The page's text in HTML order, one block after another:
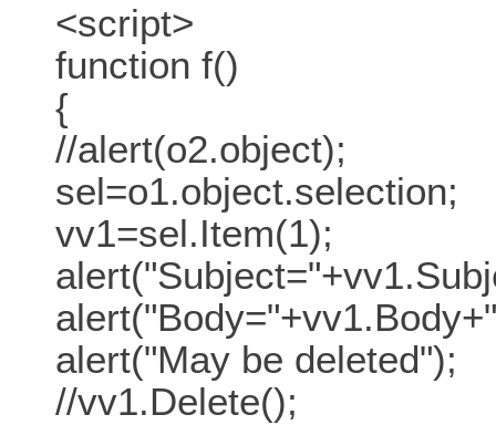
<script>
function f()
{
//alert(o2.object);
sel=o1.object.selection;
vv1=sel.Item(1);
alert("May be deleted");
//vv1.Delete();